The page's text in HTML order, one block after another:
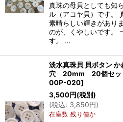
真珠の母貝としても知
ル（アコヤ貝）です。
素晴らしい輝きがあり
のが、くやしいです。
す。 …
淡水真珠貝 貝ボタン
穴 20mm 20個セッ
00P-020]
3,500円(税別)
(税込: 3,850円)
在庫数 残り僅か